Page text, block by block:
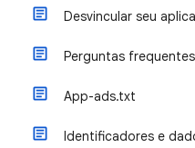
Desvincular seu
Perguntas
App-ads.txt
Identificadores e